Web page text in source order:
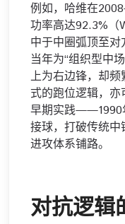
例如，哈维在
功率高达92.3%（
中于中圈弧顶至
当年为“组织型中
上为右边锋，却
式的跑位逻辑，亦
早期实践——1990
接球，打破传统
进攻体系铺路。
对抗逻辑